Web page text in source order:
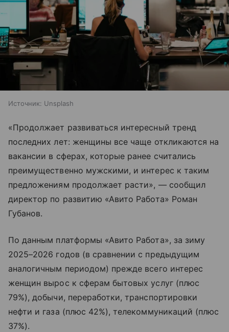
Источник: Unsplash
«Продолжает развиваться интересный тренд
последних лет: женщины все чаще откликаются на
вакансии в сферах, которые ранее считались
преимущественно мужскими, и интерес к таким
предложениям продолжает расти», — сообщил
директор по развитию «Авито Работа» Роман
Губанов.
По данным платформы «Авито Работа», за зиму
2025–2026 годов (в сравнении с предыдущим
аналогичным периодом) прежде всего интерес
женщин вырос к сферам бытовых услуг (плюс
79%), добычи, переработки, транспортировки
нефти и газа (плюс 42%), телекоммуникаций (плюс
37%).